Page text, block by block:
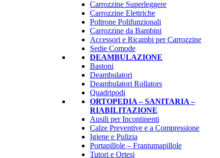
Carrozzine Superleggere
Carrozzine Elettriche
Poltrone Polifunzionali
Carrozzine da Bambini
Accessori e Ricambi per Carrozzine
Sedie Comode
DEAMBULAZIONE
Bastoni
Deambulatori
Deambulatori Rollators
Quadripodi
ORTOPEDIA – SANITARIA –
RIABILITAZIONE
Ausili per Incontinenti
Calze Preventive e a Compressione
Igiene e Pulizia
Portapillole – Frantumapillole
Tutori e Ortesi